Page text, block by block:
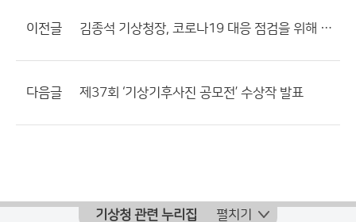
이전글 김종석 기상청장, 코로나19 대응 점검을 위해 항공기상청 현장 방문
다음글 제37회 ‘기상기후사진 공모전’ 수상작 발표
기상청 관련 누리집 펼치기